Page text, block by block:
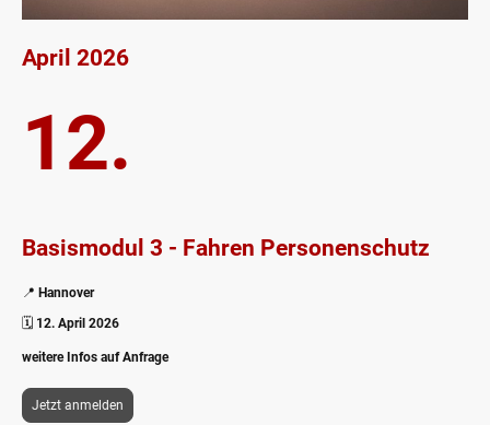
April 2026
12.
Basismodul 3 - Fahren Personenschutz
📍 Hannover
🗓️ 12. April 2026
weitere Infos auf Anfrage
Jetzt anmelden